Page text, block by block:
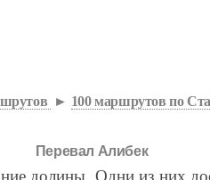
► 100 маршрутов по
Перевал Алибек
долины. Одни из них